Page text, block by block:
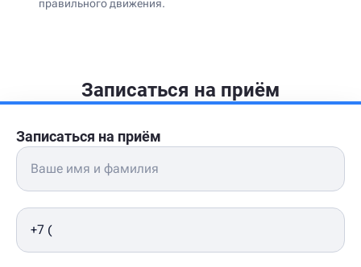
правильного движения.
Записаться на приём
Записаться на приём